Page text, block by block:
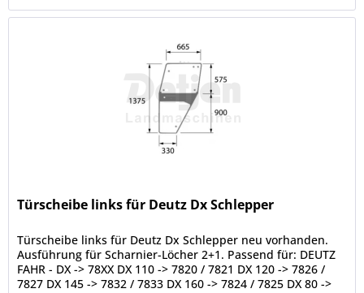
Türscheibe links für Deutz Dx Schlepper
Türscheibe links für Deutz Dx Schlepper neu vorhanden.
Ausführung für Scharnier-Löcher 2+1. Passend für: DEUTZ
FAHR - DX -> 78XX DX 110 -> 7820 / 7821 DX 120 -> 7826 /
7827 DX 145 -> 7832 / 7833 DX 160 -> 7824 / 7825 DX 80 ->